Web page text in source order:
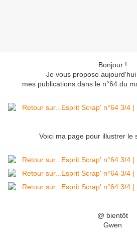
Bonjour !
Je vous propose
mes publications dans le n°64 du
Voici ma page pour illustrer le
@ bientôt
Gwen